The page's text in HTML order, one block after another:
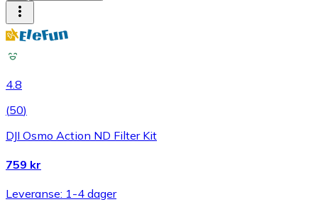
4.8
(50)
DJI Osmo Action ND Filter Kit
759 kr
Leveranse: 1-4 dager